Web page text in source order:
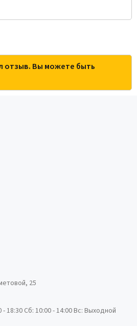
отзыв. Вы можете быть
25
- 18:30 Сб: 10:00 - 14:00 Вс: Выходной